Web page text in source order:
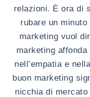
relazioni. È ora di
rubare un
marketing vuol
marketing
nell’empatia e
buon marketing
nicchia di